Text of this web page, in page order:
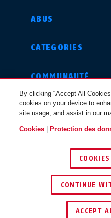
ABUS
CATEGORIES
COMMUNAUTÉ
QUESTIONS
©
CHOISIR UN PAYS
Deutschland
Canada
By clicking “Accept All
cookies on your device to
site usage, and assist in our
Cookies Protection des
CONTINUE
ACCEPT